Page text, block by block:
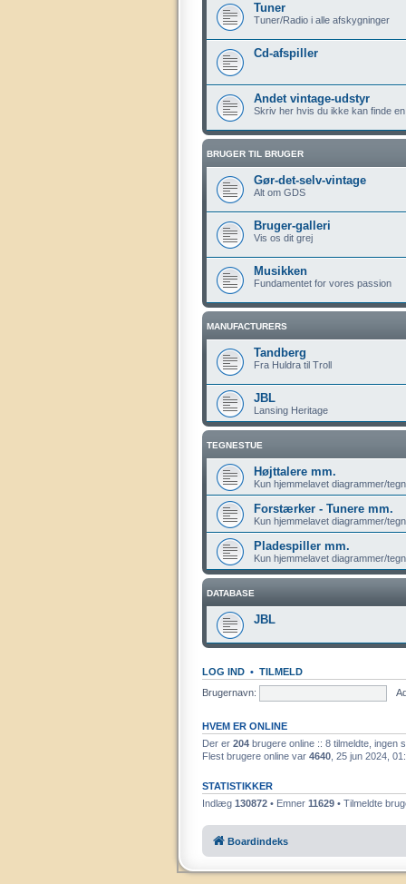
Tuner
Tuner/Radio i alle afskygninger
Cd-afspiller
Andet vintage-udstyr
Skriv her hvis du ikke kan finde
BRUGER TIL BRUGER
Gør-det-selv-vintage
Alt om GDS
Bruger-galleri
Vis os dit grej
Musikken
Fundamentet for vores passion
MANUFACTURERS
Tandberg
Fra Huldra til Troll
JBL
Lansing Heritage
TEGNESTUE
Højttalere mm.
Kun hjemmelavet diagrammer/
Forstærker - Tunere mm.
Kun hjemmelavet diagrammer/
Pladespiller mm.
Kun hjemmelavet diagrammer/
DATABASE
JBL
LOG IND • TILMELD
Brugernavn:
HVEM ER ONLINE
Der er 204 brugere online :: 8 tilmeldte,
Flest brugere online var 4640 , 25 jun 2024,
STATISTIKKER
Indlæg 130872 • Emner 11629 • Tilmeldte
Boardindeks